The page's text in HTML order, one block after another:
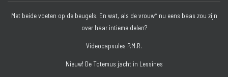
Met beide voeten op de beugels. En wat, als de vrouw* nu eens baas zou zijn
over haar intieme delen?
Videocapsules P.M.R.
Nieuw! De Totemus jacht in Lessines